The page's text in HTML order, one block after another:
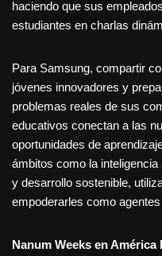
haciendo que sus
estudiantes en charlas
Para Samsung, compartir
jóvenes innovadores y
problemas reales de sus
educativos conectan a las
oportunidades de
ámbitos como la
y desarrollo sostenible,
empoderarles como
Nanum Weeks en América